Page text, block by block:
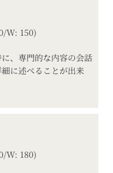
W: 150)
、専門的な内容の会話
に述べることが出来
W: 180)